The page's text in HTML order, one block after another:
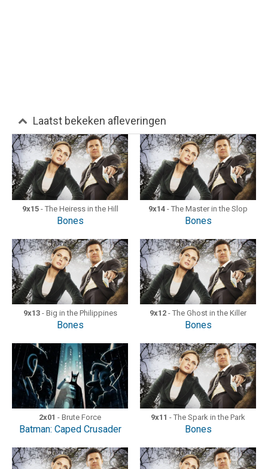
Laatst bekeken afleveringen
9x15- The Heiress in the Hill
Bones
9x14 - The Master in the Slop
Bones
9x13- Big in the Philippines
Bones
9x12 - The Ghost in the Killer
Bones
2x01 - Brute Force
Batman: Caped Crusader
9x11 - The Spark in the Park
Bones